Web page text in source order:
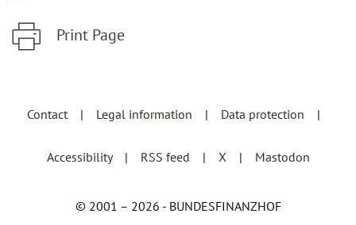
Print Page
Contact
Legal information Data protection
Accessibility RSS feed X Mastodon
© 2001 – 2026 - BUNDESFINANZHOF